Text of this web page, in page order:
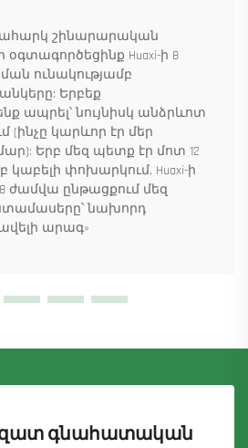
շինարարական
Huaxi-ի 8
ունակությամբ
Երբեք
ապրել՝ նույնիսկ անձրևոտ
(ինչը կարևոր էր մեր
Երբ մեզ պետք էր մոտ 12
կաբելի փոխարկում, Huaxi-ի
ժամվա ընթացքում մեզ
նախորդ
արագ»
գնահատական